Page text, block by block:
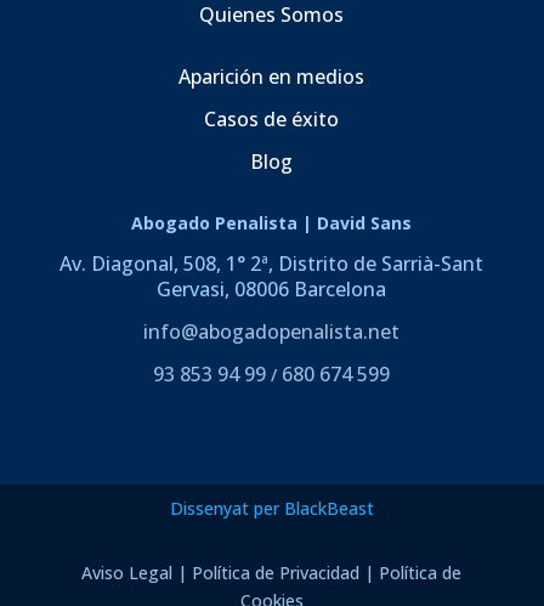
Quienes Somos
Aparición en medios
Casos de éxito
Blog
Abogado Penalista | David Sans
Av. Diagonal, 508, 1° 2ª, Distrito de Sarrià-Sant
Gervasi, 08006 Barcelona
info@abogadopenalista.net
93 853 94 99 / 680 674 599
Dissenyat per BlackBeast
Aviso Legal | Política de Privacidad | Política de
Cookies